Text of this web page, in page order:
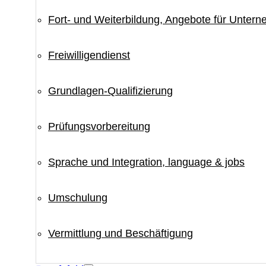
Fort- und Weiterbildung, Angebote für
Freiwilligendienst
Grundlagen-Qualifizierung
Prüfungsvorbereitung
Sprache und Integration, language & jobs
Umschulung
Vermittlung und Beschäftigung